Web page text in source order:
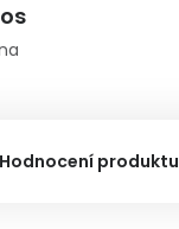
Hodnocení produktu